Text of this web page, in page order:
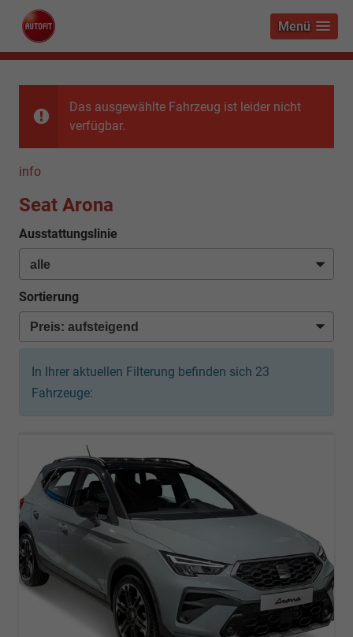
Menü
Das ausgewählte Fahrzeug ist leider nicht
verfügbar.
info
Seat Arona
Ausstattungslinie
Sortierung
In Ihrer aktuellen Filterung befinden sich 23
Fahrzeuge: